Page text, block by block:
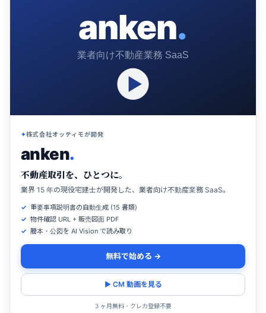
anken.
業者向け不動産業務 SaaS
株式会社オッティモが開発
anken.
不動産取引を、ひとつに。
業界 15 年の現役宅建士が開発した、業者向け不動産業務 SaaS。
重要事項説明書の自動生成 (15 書類)
物件確認 URL + 販売図面 PDF
謄本・公図を AI Vision で読み取り
無料で始める →
▶ CM 動画を見る
3 ヶ月無料・クレカ登録不要